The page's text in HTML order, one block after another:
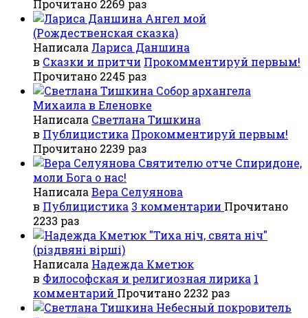
Прочитано 2269 раз
Ангел мой
(Рождественская сказка)
НаписалаЛариса Даншина
в Сказки и притчи Прокомментируй первым!
Прочитано 2245 раз
Собор архангела
Михаила в Еленовке
Написала Светлана Тишкина
в Публицистика Прокомментируй первым!
Прочитано 2239 раз
Святителю отче Спиридоне,
моли Бога о нас!
НаписалаВера Селуянова
в Публицистика 3 комментарии Прочитано
2233 раз
"Тиха ніч, свята ніч"
(різдвяні вірші)
Написала Надежда Кметюк
в Философская и религиозная лирика 1
комментарий Прочитано 2232 раз
Небесный покровитель